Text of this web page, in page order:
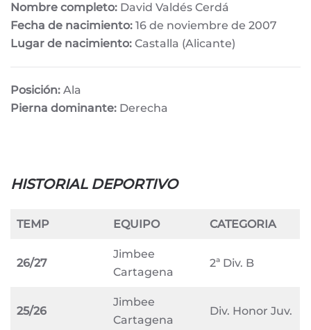
Nombre completo: David Valdés Cerdá
Fecha de nacimiento: 16 de noviembre de 2007
Lugar de nacimiento: Castalla (Alicante)
Posición: Ala
Pierna dominante: Derecha
HISTORIAL DEPORTIVO
TEMP EQUIPO CATEGORIA
26/27
Jimbee
Cartagena
2ª Div. B
25/26
Jimbee
Cartagena
Div. Honor Juv.